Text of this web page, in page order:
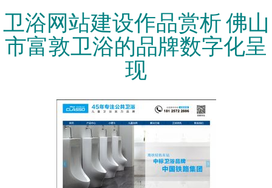
卫浴网站建设作品赏析 佛山
市富敦卫浴的品牌数字化呈
现